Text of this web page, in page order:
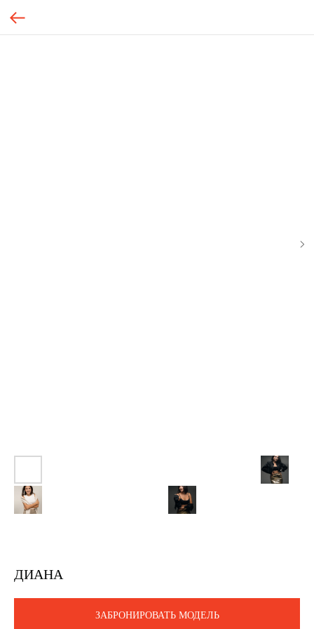
ДИАНА
ЗАБРОНИРОВАТЬ МОДЕЛЬ